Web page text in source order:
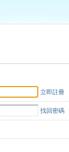
立即註冊
找回密碼